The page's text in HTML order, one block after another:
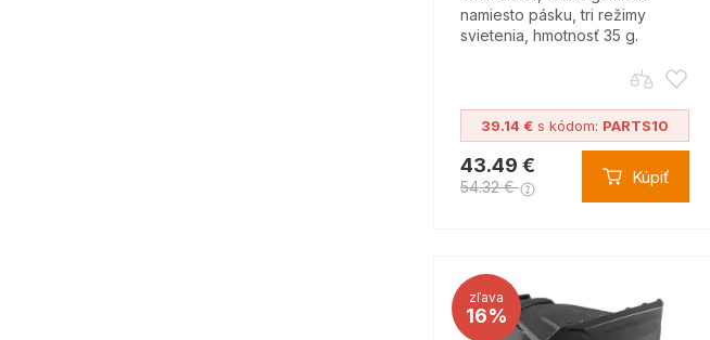
namiesto pásku, tri režimy
svietenia, hmotnosť 35 g.
39.14 €s kódom: PARTS10
43.49 €
54.32 € Kúpiť
zľava
16%